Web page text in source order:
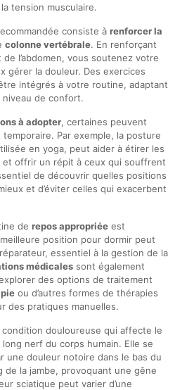
tension musculaire.
consiste à renforcer la
colonne vertébrale. En renforçant
l’abdomen, vous soutenez votre
gérer la douleur. Des exercices
intégrés à votre routine, adaptant
niveau de confort.
à adopter, certaines peuvent
Par exemple, la posture
en yoga, peut aider à étirer les
et offrir un répit à ceux qui souffrent
de découvrir quelles positions
et d’éviter celles qui exacerbent
de repos appropriéeest
position pour dormir peut
essentiel à la gestion de la
médicalessont également
des options de traitement
ou d’autres formes de thérapies
des pratiques manuelles.
douloureuse qui affecte le
nerf du corps humain. Elle se
une douleur notoire dans le bas du
de la jambe, provoquant une gêne
sciatique peut varier d’une